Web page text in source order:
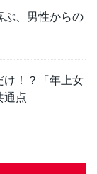
ぶ、男性からの
け！？「年上女
通点